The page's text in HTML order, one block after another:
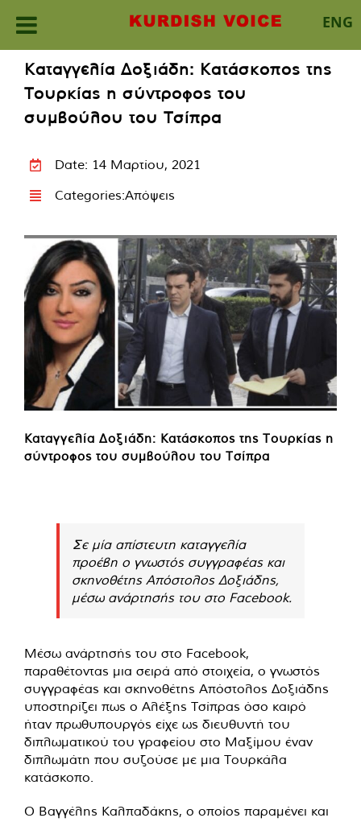
ENG
content
Καταγγελία Δοξιάδη: Κατάσκοπος της
Τουρκίας η σύντροφος του
συμβούλου του Τσίπρα
Date: 14 Μαρτίου, 2021
Categories:Απόψεις
Καταγγελία Δοξιάδη: Κατάσκοπος της Τουρκίας η
σύντροφος του συμβούλου του Τσίπρα
Σε μία απίστευτη καταγγελία
προέβη ο γνωστός συγγραφέας και
σκηνοθέτης Απόστολος Δοξιάδης,
μέσω ανάρτησής του στο Facebook.
Μέσω ανάρτησής του στο Facebook,
παραθέτοντας μια σειρά από στοιχεία, ο γνωστός
συγγραφέας και σκηνοθέτης Απόστολος Δοξιάδης
υποστηρίζει πως ο Αλέξης Τσίπρας όσο καιρό
ήταν πρωθυπουργός είχε ως διευθυντή του
διπλωματικού του γραφείου στο Μαξίμου έναν
διπλωμάτη που συζούσε με μια Τουρκάλα
κατάσκοπο.
Ο Βαγγέλης Καλπαδάκης, ο οποίος παραμένει και